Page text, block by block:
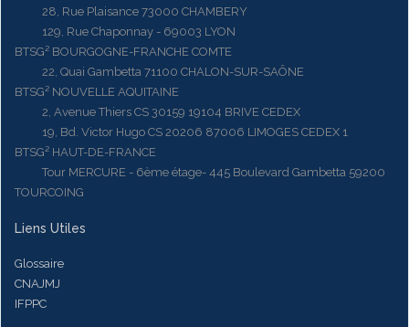
28, Rue Plaisance 73000 CHAMBERY
129, Rue Chaponnay - 69003 LYON
BTSG² BOURGOGNE-FRANCHE COMTE
22, Quai Gambetta 71100 CHALON-SUR-SAÔNE
BTSG² NOUVELLE AQUITAINE
2, Avenue Thiers CS 30159 19104 BRIVE CEDEX
19, Bd. Victor Hugo CS 20206 87006 LIMOGES CEDEX 1
BTSG² HAUT-DE-FRANCE
Tour MERCURE - 6ème étage- 445 Boulevard Gambetta 59200
TOURCOING
Liens Utiles
Glossaire
CNAJMJ
IFPPC